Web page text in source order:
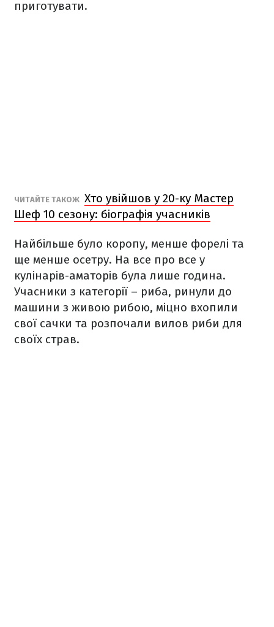
приготувати.
ЧИТАЙТЕ ТАКОЖ Хто увійшов у 20-ку Мастер
Шеф 10 сезону: біографія учасників
Найбільше було коропу, менше форелі та
ще менше осетру. На все про все у
кулінарів-аматорів була лише година.
Учасники з категорії – риба, ринули до
машини з живою рибою, міцно вхопили
свої сачки та розпочали вилов риби для
своїх страв.